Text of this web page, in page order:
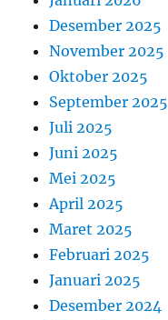
Desember 2025
November 2025
Oktober 2025
September 2025
Juli 2025
Juni 2025
Mei 2025
April 2025
Maret 2025
Februari 2025
Januari 2025
Desember 2024